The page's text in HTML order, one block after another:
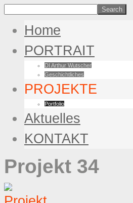
Home
PORTRAIT
DI Arthur Wutscher
Geschichtliches
PROJEKTE
Portfolio
Aktuelles
KONTAKT
Projekt 34